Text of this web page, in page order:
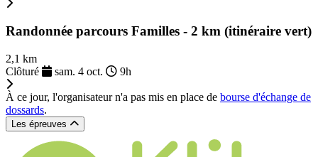
Randonnée parcours Familles - 2 km (itinéraire vert)
2,1 km
Clôturé
sam. 4 oct. 9h
À ce jour, l'organisateur n'a pas mis en place de bourse d'échange de
dossards.
Les épreuves